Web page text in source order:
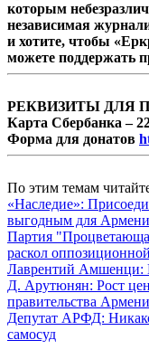
которым
независимая
и хотите, чтобы
можете поддержать
РЕКВИЗИТЫ ДЛЯ
Карта Сбербанка –
Форма для донатов
По этим темам
«Наследие»:
выгодным для
Партия
раскол
Лаврентий Амшенци:
Д. Арутюнян: Рост цен
правительства
Депутат АРФД:
самосуд